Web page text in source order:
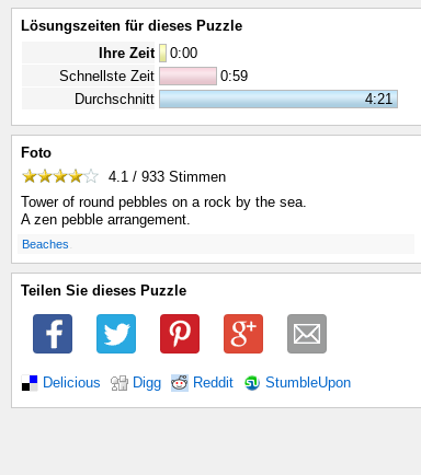
Lösungszeiten für dieses Puzzle
Ihre Zeit
0:00
Schnellste Zeit
0:59
Durchschnitt
4:21
Foto
4.1 / 933 Stimmen
Tower of round pebbles on a rock by the sea.
A zen pebble arrangement.
Beaches
Teilen Sie dieses Puzzle
Delicious Digg Reddit StumbleUpon